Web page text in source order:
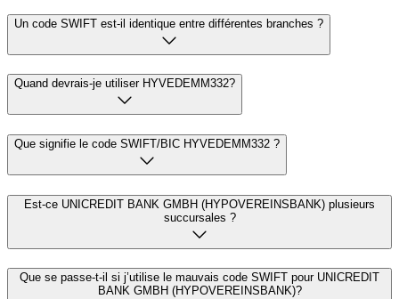
Un code SWIFT est-il identique entre différentes branches ?
Quand devrais-je utiliser HYVEDEMM332?
Que signifie le code SWIFT/BIC HYVEDEMM332 ?
Est-ce UNICREDIT BANK GMBH (HYPOVEREINSBANK) plusieurs
succursales ?
Que se passe-t-il si j’utilise le mauvais code SWIFT pour UNICREDIT
BANK GMBH (HYPOVEREINSBANK)?